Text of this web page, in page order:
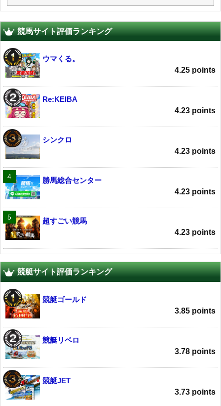
競馬サイト評価ランキング
ウマくる。
4.25 points
Re:KEIBA
4.23 points
シンクロ
4.23 points
勝馬総合センター
4.23 points
超すごい競馬
4.23 points
競艇サイト評価ランキング
競艇ゴールド
3.85 points
競艇リベロ
3.78 points
競艇JET
3.73 points